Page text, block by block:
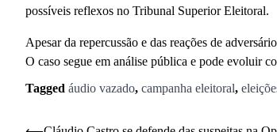
possíveis reflexos no Tribunal Superior Eleitoral.
Apesar da repercussão e das reações de
O caso segue em análise pública e pode evoluir
Tagged áudio vazado, campanha eleitoral,